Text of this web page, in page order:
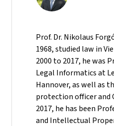
Prof. Dr. Nikolaus
1968, studied law in
2000 to 2017, he was
Legal Informatics at
Hannover, as well as
protection officer and
2017, he has been
and Intellectual